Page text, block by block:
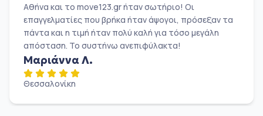
Αθήνα και το move123.gr ήταν σωτήριο! Οι
επαγγελματίες που βρήκα ήταν άψογοι, πρόσεξαν τα
πάντα και η τιμή ήταν πολύ καλή για τόσο μεγάλη
απόσταση. Το συστήνω ανεπιφύλακτα!
Μαριάννα Λ.
Θεσσαλονίκη